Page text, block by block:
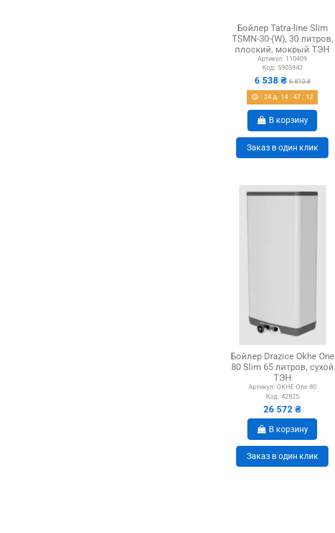
Бойлер Tatra-line Slim
TSMN-30-(W), 30 литров,
плоский, мокрый ТЭН
Артикул: 110409
Код: 5905942
6 538 ₴6 810 ₴
24 д. 14 :47 : 11
В корзину
Заказ в один клик
Бойлер Drazice Okhe One
80 Slim 65 литров, сухой
ТЭН
Артикул: OKHE One 80
Код: 42825
26 572 ₴
В корзину
Заказ в один клик